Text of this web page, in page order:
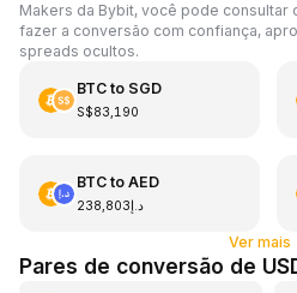
Makers da Bybit, você pode consultar
fazer a conversão com confiança,
spreads ocultos.
BTCto SGD
S$83,190
BTCto AED
د.إ238,803
Ver mais
Pares de conversão de